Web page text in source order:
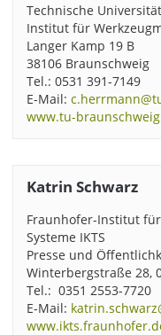
Technische
Institut für
Langer Kamp 19 B
38106 Braunschweig
Tel.: 0531 391-7149
E-Mail:
www.tu-
Katrin Schwarz
Fraunhofer-Institut
Systeme IKTS
Presse und
Winterbergstraße 28,
Tel.: 0351 2553-7720
E-Mail: